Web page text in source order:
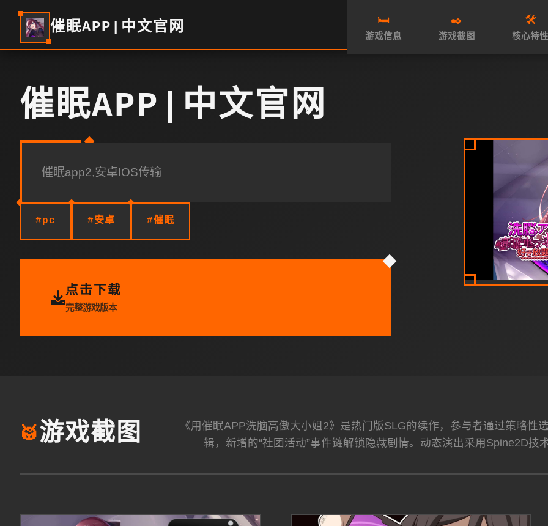
催眠APP|中文官网 🛏️
游戏信息
✒️
游戏截图
🛠️
核心特性
催眠APP|中文官网
催眠app2,安卓IOS传输
#pc #安卓 #催眠
点击下载
完整游戏版本
🥁游戏截图
《用催眠APP洗脑高傲大小姐2》是热门版SLG的续作，参与者通过策略
辑，新增的“社团活动”事件链解锁隐藏剧情。动态演出采用Spine2D